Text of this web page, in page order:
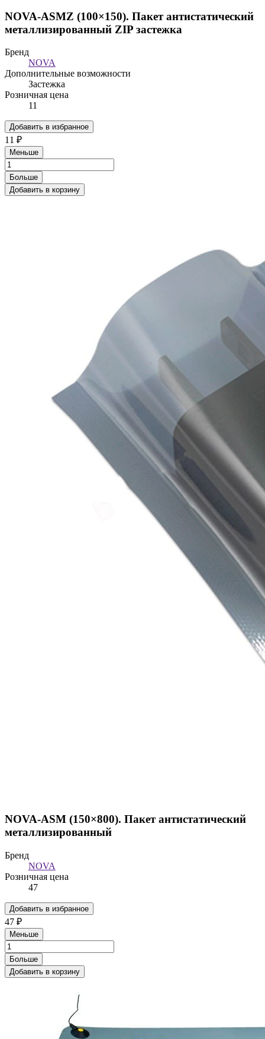
NOVA-ASMZ (100×150). Пакет антистатический
металлизированный ZIP застежка
Бренд
NOVA
Дополнительные возможности
Застежка
Розничная цена
11
Добавить в избранное
11 ₽
Меньше
Больше
Добавить в корзину
NOVA-ASM (150×800). Пакет антистатический
металлизированный
Бренд
NOVA
Розничная цена
47
Добавить в избранное
47 ₽
Меньше
Больше
Добавить в корзину